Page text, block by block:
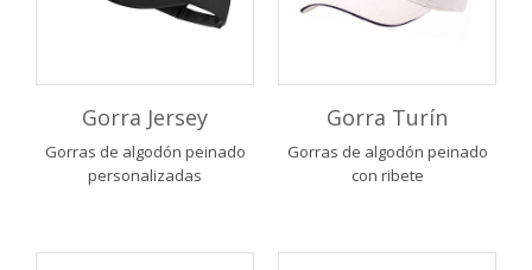
Gorra Jersey
Gorras de algodón peinado
personalizadas
Gorra Turín
Gorras de algodón peinado
con ribete